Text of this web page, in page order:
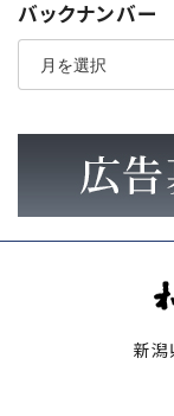
バックナンバー
ア
カ
ブ
新潟